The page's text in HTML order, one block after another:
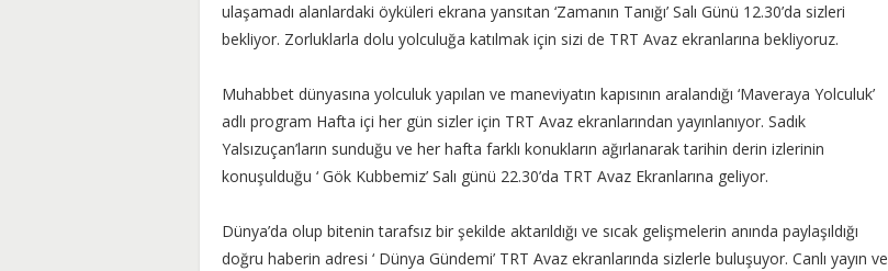
ulaşamadı alanlardaki öyküleri ekrana yansıtan ‘Zamanın Tanığı’ Salı Günü 12.30’da sizleri
bekliyor. Zorluklarla dolu yolculuğa katılmak için sizi de TRT Avaz ekranlarına bekliyoruz.
Muhabbet dünyasına yolculuk yapılan ve maneviyatın kapısının aralandığı ‘Maveraya Yolculuk’
adlı program Hafta içi her gün sizler için TRT Avaz ekranlarından yayınlanıyor. Sadık
Yalsızuçan’ların sunduğu ve her hafta farklı konukların ağırlanarak tarihin derin izlerinin
konuşulduğu ‘ Gök Kubbemiz’ Salı günü 22.30’da TRT Avaz Ekranlarına geliyor.
Dünya’da olup bitenin tarafsız bir şekilde aktarıldığı ve sıcak gelişmelerin anında paylaşıldığı
doğru haberin adresi ‘ Dünya Gündemi’ TRT Avaz ekranlarında sizlerle buluşuyor. Canlı yayın ve